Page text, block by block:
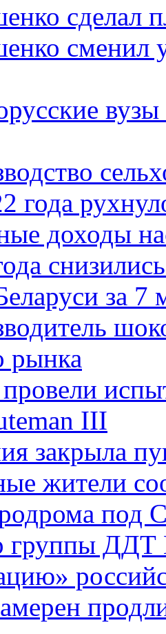
сделал
сменил
года
доходы
за 7
рынка
III
закрыла
жители
под
группы ДДТ